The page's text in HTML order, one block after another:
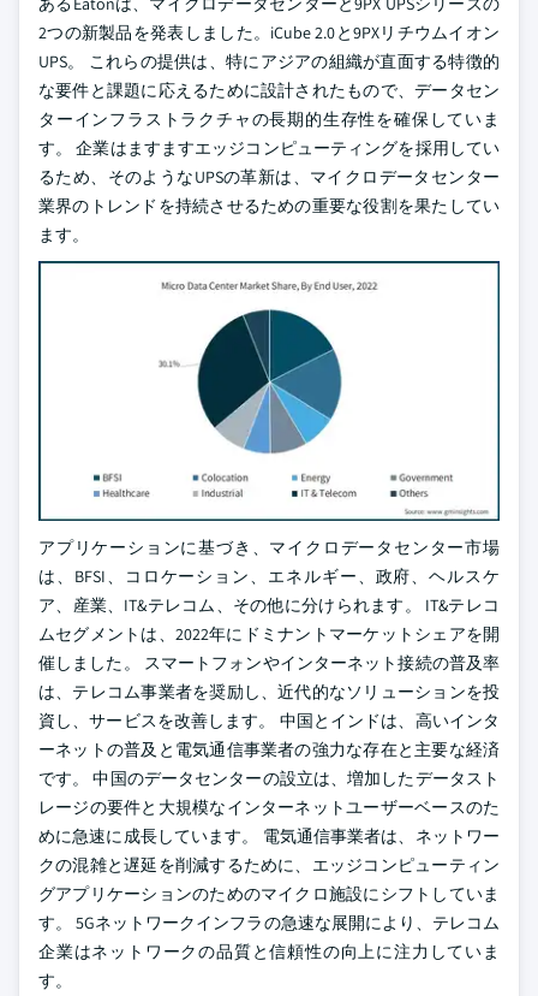
2つの新製品を発表しました。iCube 2.0と9PXリチウムイオン
UPS。 これらの提供は、特にアジアの組織が直面する特徴的
な要件と課題に応えるために設計されたもので、データセン
ターインフラストラクチャの長期的生存性を確保していま
す。 企業はますますエッジコンピューティングを採用してい
るため、そのようなUPSの革新は、マイクロデータセンター
業界のトレンドを持続させるための重要な役割を果たしてい
ます。
アプリケーションに基づき、マイクロデータセンター市場
は、BFSI、コロケーション、エネルギー、政府、ヘルスケ
ア、産業、IT&テレコム、その他に分けられます。 IT&テレコ
ムセグメントは、2022年にドミナントマーケットシェアを開
催しました。 スマートフォンやインターネット接続の普及率
は、テレコム事業者を奨励し、近代的なソリューションを投
資し、サービスを改善します。 中国とインドは、高いインタ
ーネットの普及と電気通信事業者の強力な存在と主要な経済
です。 中国のデータセンターの設立は、増加したデータスト
レージの要件と大規模なインターネットユーザーベースのた
めに急速に成長しています。 電気通信事業者は、ネットワー
クの混雑と遅延を削減するために、エッジコンピューティン
グアプリケーションのためのマイクロ施設にシフトしていま
す。 5Gネットワークインフラの急速な展開により、テレコム
企業はネットワークの品質と信頼性の向上に注力していま
す。